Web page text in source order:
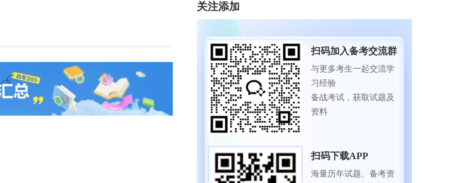
关注添加
扫码加入备考交流群
与更多考生一起交流学
习经验
备战考试，获取试题及
资料
扫码下载APP
海量历年试题、备考资